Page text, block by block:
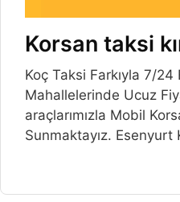
Korsan taksi
Koç Taksi Farkıyla 7/24
Mahallelerinde Ucuz
araçlarımızla Mobil
Sunmaktayız. Esenyurt